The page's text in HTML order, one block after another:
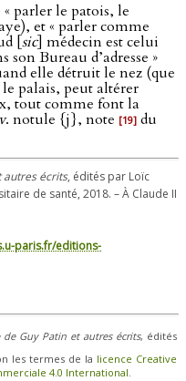
« parler le patois, le
et « parler comme
[sic] médecin est celui
son Bureau d’adresse »
elle détruit le nez (que
palais, peut altérer
tout comme font la
v. notule {j}, note [19] du
autres écrits, édités par Loïc
de santé, 2018. – À Claude II
paris.fr/editions-
Guy Patin et autres écrits, édités
les termes de la licence Creative
4.0 International.